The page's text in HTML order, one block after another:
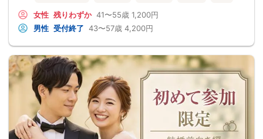
女性 残りわずか 41〜55歳 1,200円
男性 受付終了 43〜57歳 4,200円